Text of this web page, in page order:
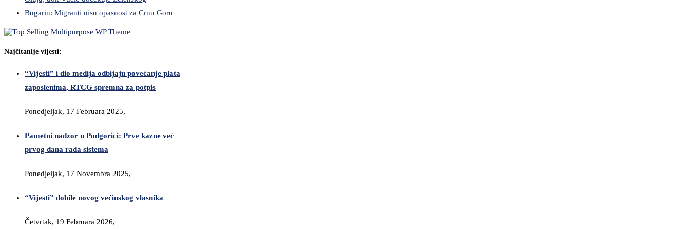
Bugarin: Migranti nisu opasnost za Crnu Goru
Najčitanije vijesti:
“Vijesti” i dio medija odbijaju povećanje plata
zaposlenima, RTCG spremna za potpis
Ponedjeljak, 17 Februara 2025,
Pametni nadzor u Podgorici: Prve kazne već
prvog dana rada sistema
Ponedjeljak, 17 Novembra 2025,
“Vijesti” dobile novog većinskog vlasnika
Četvrtak, 19 Februara 2026,